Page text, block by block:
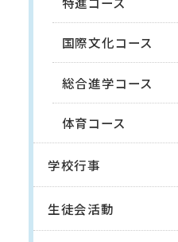
国際文化コース
総合進学コース
体育コース
学校行事
生徒会活動